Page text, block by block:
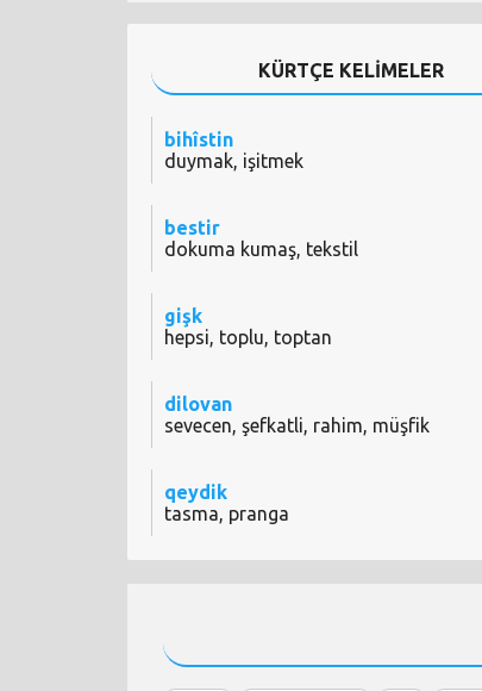
KÜRTÇE KELİMELER
bihîstin
duymak, işitmek
bestir
dokuma kumaş, tekstil
gişk
hepsi, toplu, toptan
dilovan
sevecen, şefkatli, rahim, müşfik
qeydik
tasma, pranga